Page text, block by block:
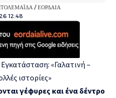
12:48
/ ΕΟΡΔΑΙΑ
«Γαλατινή –
ιστορίες»
γέφυρες και ένα δέντρο